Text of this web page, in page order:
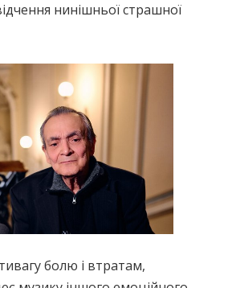
нинішньої страшної
болю і втратам,